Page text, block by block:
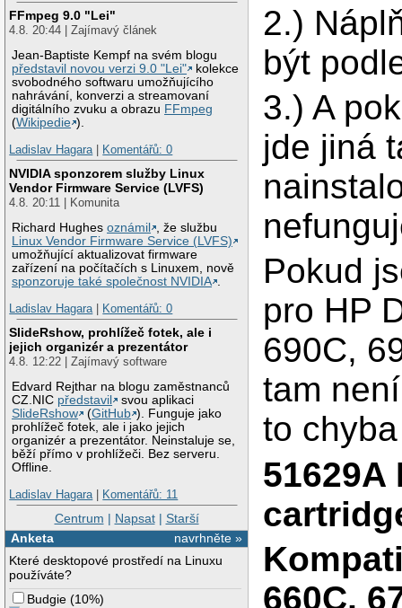
FFmpeg 9.0 "Lei"
4.8. 20:44 | Zajímavý článek
Jean-Baptiste Kempf na svém blogu
představil novou verzi 9.0 "Lei"
kolekce
svobodného softwaru umožňujícího
nahrávání, konverzi a streamovaní
digitálního zvuku a obrazu FFmpeg
(Wikipedie ).
Ladislav Hagara| Komentářů: 0
NVIDIA sponzorem služby Linux
Vendor Firmware Service (LVFS)
4.8. 20:11 | Komunita
Richard Hughesoznámil
, že službu
Linux Vendor Firmware Service (LVFS)
umožňující aktualizovat firmware
zařízení na počítačích s Linuxem, nově
sponzoruje také společnost NVIDIA .
Ladislav Hagara| Komentářů: 0
SlideRshow, prohlížeč fotek, ale i
jejich organizér a prezentátor
4.8. 12:22 | Zajímavý software
Edvard Rejthar na blogu zaměstnanců
CZ.NIC představil
svou aplikaci
SlideRshow
(GitHub ). Funguje jako
prohlížeč fotek, ale i jako jejich
organizér a prezentátor. Neinstaluje se,
běží přímo v prohlížeči. Bez serveru.
Offline.
Ladislav Hagara| Komentářů: 11
Centrum | Napsat| Starší
navrhněte »
Anketa
Které desktopové prostředí na Linuxu
používáte?
Budgie (10%)
2.)
být
3.) A
jde jiná
Pokud
pro HP
690C,
tam
to
51629A
660C,